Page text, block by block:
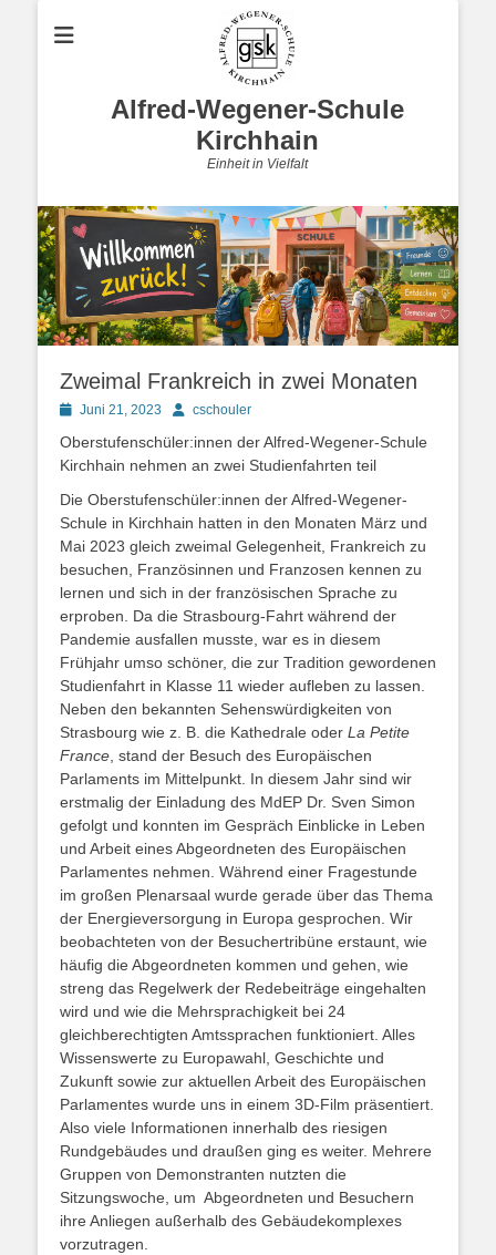
Alfred-Wegener-Schule
Kirchhain
Einheit in Vielfalt
Zweimal Frankreich in zwei Monaten
PostedJuni 21, 2023 Autorcschouler
Oberstufenschüler:innen der Alfred-Wegener-Schule
Kirchhain nehmen an zwei Studienfahrten teil
Die Oberstufenschüler:innen der Alfred-Wegener-
Schule in Kirchhain hatten in den Monaten März und
Mai 2023 gleich zweimal Gelegenheit, Frankreich zu
besuchen, Französinnen und Franzosen kennen zu
lernen und sich in der französischen Sprache zu
erproben. Da die Strasbourg-Fahrt während der
Pandemie ausfallen musste, war es in diesem
Frühjahr umso schöner, die zur Tradition gewordenen
Studienfahrt in Klasse 11 wieder aufleben zu lassen.
Neben den bekannten Sehenswürdigkeiten von
Strasbourg wie z. B. die Kathedrale oder La Petite
France, stand der Besuch des Europäischen
Parlaments im Mittelpunkt. In diesem Jahr sind wir
erstmalig der Einladung des MdEP Dr. Sven Simon
gefolgt und konnten im Gespräch Einblicke in Leben
und Arbeit eines Abgeordneten des Europäischen
Parlamentes nehmen. Während einer Fragestunde
im großen Plenarsaal wurde gerade über das Thema
der Energieversorgung in Europa gesprochen. Wir
beobachteten von der Besuchertribüne erstaunt, wie
häufig die Abgeordneten kommen und gehen, wie
streng das Regelwerk der Redebeiträge eingehalten
wird und wie die Mehrsprachigkeit bei 24
gleichberechtigten Amtssprachen funktioniert. Alles
Wissenswerte zu Europawahl, Geschichte und
Zukunft sowie zur aktuellen Arbeit des Europäischen
Parlamentes wurde uns in einem 3D-Film präsentiert.
Also viele Informationen innerhalb des riesigen
Rundgebäudes und draußen ging es weiter. Mehrere
Gruppen von Demonstranten nutzten die
Sitzungswoche, um Abgeordneten und Besuchern
ihre Anliegen außerhalb des Gebäudekomplexes
vorzutragen.